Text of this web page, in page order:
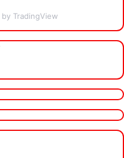
by TradingView